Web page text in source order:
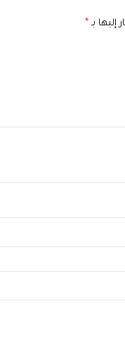
إليها بـ *